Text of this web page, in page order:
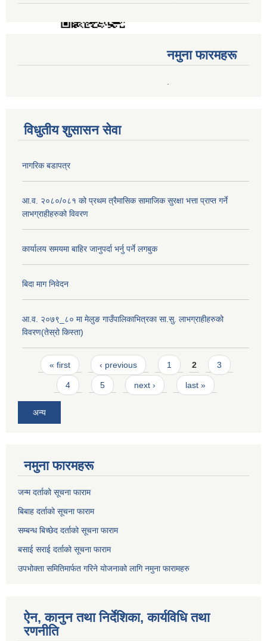
नमुना फारमहरू
.
विधुतीय शुसासन सेवा
नागरिक बडापत्र
आ.व. २०८०/०८१ को प्रथम त्रैमासिक सामाजिक सुरक्षा भत्ता प्राप्त गर्ने
लाभग्राहीहरुको विवरण
कार्यालय समयमा बाहिर जानुपर्दा भर्नु पर्ने लगबुक
बिदा माग निवेदन
आ.व. २०७९_८० मा मेलुङ गाउँपालिकाभित्रका सा.सु. लाभग्राहीहरुको
विवरण(तेस्रो किस्ता)
Pages
« first ‹ previous 1 2 3
4 5 next › last »
अन्य
नमुना फारमहरू
जन्म दर्ताको सूचना फाराम
बिबाह दर्ताको सूचना फाराम
सम्बन्ध बिच्छेद दर्ताको सूचना फाराम
बसाई सराई दर्ताको सूचना फाराम
उपभोक्ता समितिमार्फत गरिने योजनाको लागि नमुना फारामहरु
ऐन, कानुन तथा निर्देशिका, कार्यविधि तथा
रणनीति